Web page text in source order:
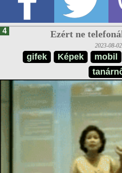
4 Ezért ne
2023-08-02
gifek Képek mobil